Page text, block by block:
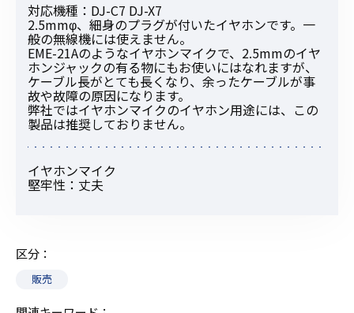
対応機種：DJ-C7 DJ-X7
2.5mmφ、細身のプラグが付いたイヤホンです。一
般の無線機には使えません。
EME-21Aのようなイヤホンマイクで、2.5mmのイヤ
ホンジャックの有る物にもお使いにはなれますが、
ケーブル長がとても長くなり、余ったケーブルが事
故や故障の原因になります。
弊社ではイヤホンマイクのイヤホン用途には、この
製品は推奨しておりません。
イヤホンマイク
堅牢性：丈夫
区分
販売